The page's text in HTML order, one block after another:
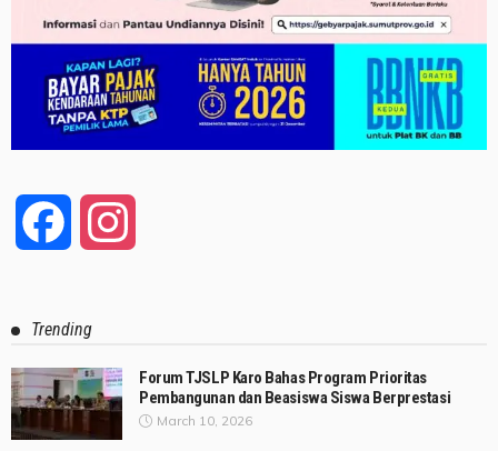
Facebook
Trending
Forum TJSLP Karo Bahas Program Prioritas
Pembangunan dan Beasiswa Siswa Berprestasi
March 10, 2026